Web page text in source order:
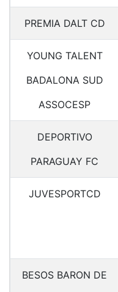
PREMIA DALT CD
YOUNG TALENT
BADALONA SUD
ASSOCESP
DEPORTIVO
PARAGUAY FC
JUVESPORTCD
BESOS BARON DE